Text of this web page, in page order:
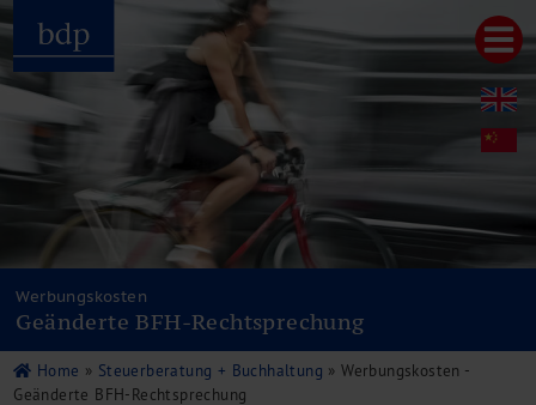
Hauptmenu
Home
Über uns
Unternehmenswerte
Referenzen
Pressespiegel
Publikationen
Newsletter
Videos
Leistungen
Werbungskosten
Geänderte BFH-Rechtsprechung
Home » Steuerberatung + Buchhaltung »Werbungskosten -
Geänderte BFH-Rechtsprechung